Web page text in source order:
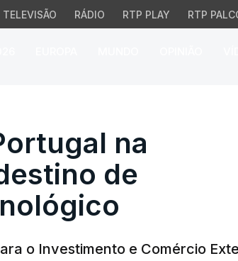
TELEVISÃO RÁDIO RTP PLAY RTP
na
na
de
o Investimento e Comércio